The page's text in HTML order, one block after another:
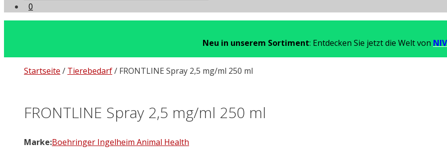
0
Neu in unserem Sortiment: Entdecken Sie jetzt die Welt von
Startseite / Tierebedarf/ FRONTLINE Spray 2,5 mg/ml 250 ml
FRONTLINE Spray 2,5 mg/ml 250 ml
Marke:Boehringer Ingelheim Animal Health